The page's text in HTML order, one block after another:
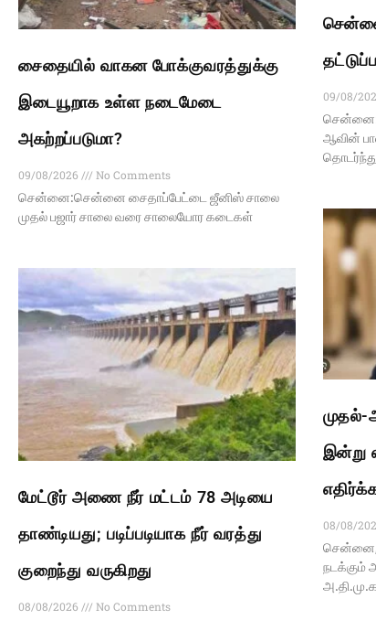
சைதையில் வாகன போக்குவரத்துக்கு
இடையூறாக உள்ள நடைமேடை
அகற்றப்படுமா?
09/08/2026
No Comments
சென்னை:சென்னை சைதாப்பேட்டை ஜீனிஸ் சாலை
முதல் பஜார் சாலை வரை சாலையோர கடைகள்
09/08/
ஆவின்
தொடர்ந்து
மேட்டூர் அணை நீர் மட்டம் 78 அடியை
தாண்டியது; படிப்படியாக நீர் வரத்து
குறைந்து வருகிறது
08/08/2026
No Comments
இன்று
08/08/
நடக்கும்